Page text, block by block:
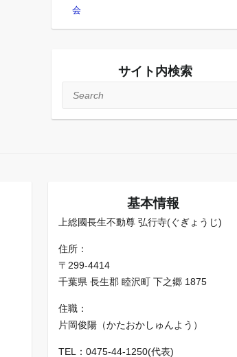
会
サイト内検索
Search
基本情報
上総國長生不動尊 弘行寺(ぐぎょうじ)
住所：
〒299-4414
千葉県 長生郡 睦沢町 下之郷 1875
住職：
片岡俊陽（かたおかしゅんよう）
TEL：0475-44-1250(代表)